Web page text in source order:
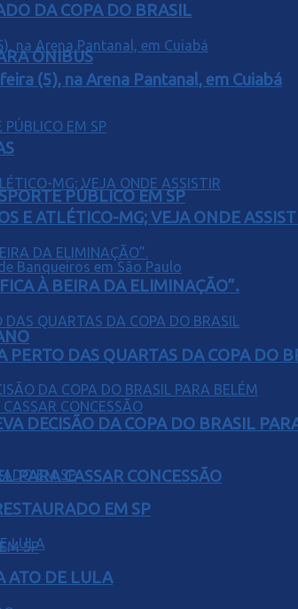
ÔNIBUS
PÚBLICO EM SP
PARA CASSAR CONCESSÃO
DA COPA DO BRASIL
(5), na Arena Pantanal, em Cuiabá
E ATLÉTICO-MG; VEJA ONDE
À BEIRA DA ELIMINAÇÃO”.
DAS QUARTAS DA COPA DO
DECISÃO DA COPA DO BRASIL
EM SP
ATO DE LULA